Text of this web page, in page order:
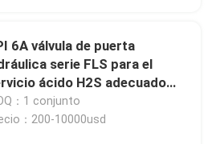
6A válvula de puerta
serie FLS para el
ácido H2S adecuado
el colector de
y árbol de
：1 conjunto
：200-10000usd